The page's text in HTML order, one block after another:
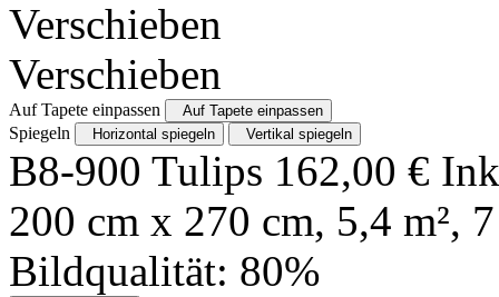
Verschieben
Verschieben
Auf Tapete einpassen Auf Tapete einpassen
Spiegeln Horizontal spiegeln Vertikal spiegeln
B8-900 Tulips 162,00 €
200 cm x 270 cm, 5,4 m², 7
Bildqualität: 80%